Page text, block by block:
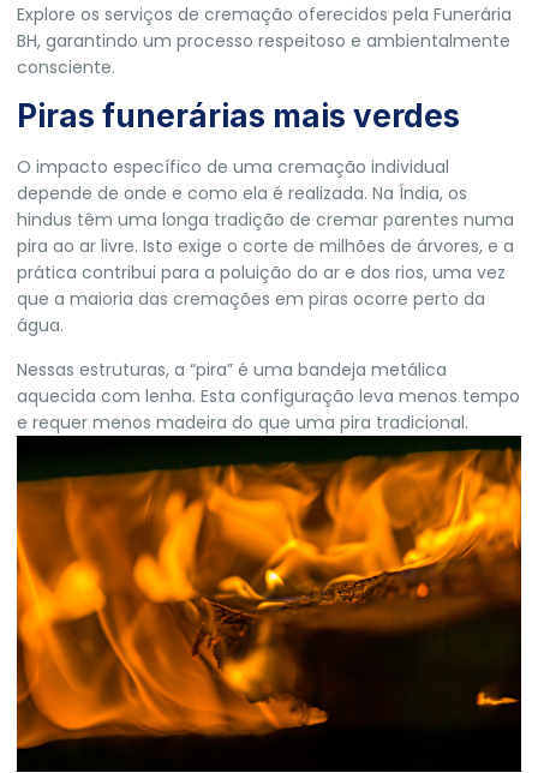
Explore os serviços de cremação oferecidos pela Funerária
BH, garantindo um processo respeitoso e ambientalmente
consciente.
Piras funerárias mais verdes
O impacto específico de uma cremação individual
depende de onde e como ela é realizada. Na Índia, os
hindus têm uma longa tradição de cremar parentes numa
pira ao ar livre. Isto exige o corte de milhões de árvores, e a
prática contribui para a poluição do ar e dos rios, uma vez
que a maioria das cremações em piras ocorre perto da
água.
Nessas estruturas, a “pira” é uma bandeja metálica
aquecida com lenha. Esta configuração leva menos tempo
e requer menos madeira do que uma pira tradicional.